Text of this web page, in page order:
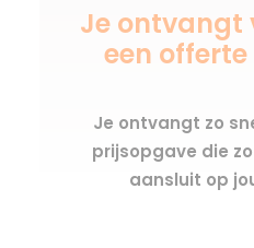
Je ontvangt
een
Je ontvangt zo
prijsopgave die
aansluit op